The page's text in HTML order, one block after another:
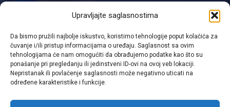
Upravljajte saglasnostima
Da bismo pružili najbolje iskustvo, koristimo tehnologije poput kolačića za
čuvanje i/ili pristup informacijama o uređaju. Saglasnost sa ovim
tehnologijama će nam omogućiti da obrađujemo podatke kao što su
ponašanje pri pregledanju ili jedinstveni ID-ovi na ovoj veb lokaciji.
Nepristanak ili povlačenje saglasnosti može negativno uticati na
određene karakteristike i funkcije.
Kontakt informacije
Viber